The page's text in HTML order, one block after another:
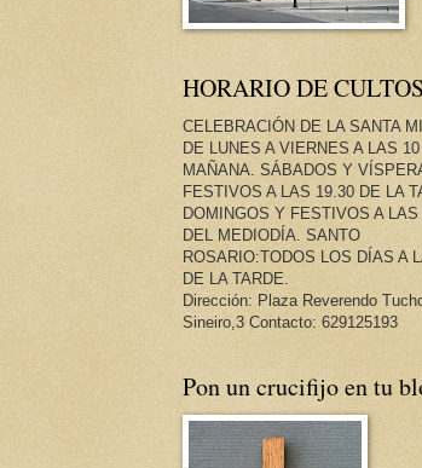
HORARIO DE CULTOS
CELEBRACIÓN DE LA SANTA
DE LUNES A VIERNES A LAS
MAÑANA. SÁBADOS Y
FESTIVOS A LAS 19.30 DE LA
DOMINGOS Y FESTIVOS A LAS
DEL MEDIODÍA. SANTO
ROSARIO:TODOS LOS DÍAS A
DE LA TARDE.
Dirección: Plaza Reverendo
Sineiro,3 Contacto: 629125193
Pon un crucifijo en tu